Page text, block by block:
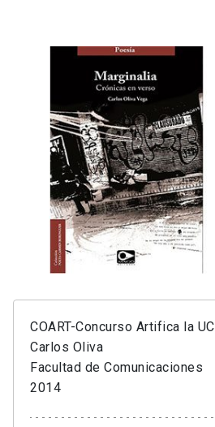
COART-Concurso Artifica la UC
Carlos Oliva
Facultad de Comunicaciones
2014